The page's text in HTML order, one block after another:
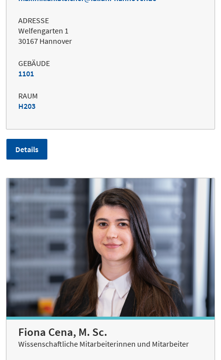
ADRESSE
Welfengarten 1
30167 Hannover
GEBÄUDE
1101
RAUM
H203
Details
Fiona Cena, M. Sc.
Wissenschaftliche Mitarbeiterinnen und Mitarbeiter